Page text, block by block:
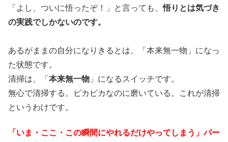
「よし、ついに悟ったぞ！」と言っても、悟りとは気づき
の実践でしかないのです。
あるがままの自分になりきるとは、「本来無一物」になっ
た状態です。
清掃は、「 本来無一物 」になるスイッチです。
無心で清掃する。ピカピカなのに磨いている。これが清掃
というわけです。
「いま・ここ・この瞬間にやれるだけやってしまう」パー